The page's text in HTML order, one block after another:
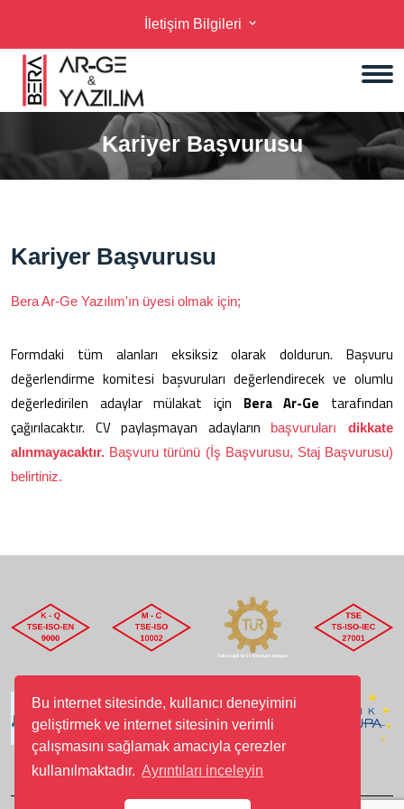
Bu internet sitesinde, kullanıcı deneyimini
geliştirmek ve internet sitesinin verimli
çalışmasını sağlamak amacıyla çerezler
kullanılmaktadır. Ayrıntıları inceleyin
İletişim Bilgileri
Kariyer Başvurusu
Kariyer Başvurusu
Bera Ar-Ge Yazılım'ın üyesi olmak için;
Formdaki tüm alanları eksiksiz olarak doldurun. Başvuru
değerlendirme komitesi başvuruları değerlendirecek ve olumlu
değerledirilen adaylar mülakat için Bera Ar-Ge tarafından
çağırılacaktır. CV paylaşmayan adayların
başvurularıdikkate
alınmayacaktır. Başvuru türünü (İş Başvurusu, Staj Başvurusu)
belirtiniz.